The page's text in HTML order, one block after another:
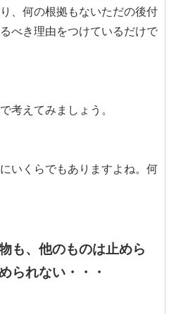
、何の根拠もないただの後付
べき理由をつけているだけで
考えてみましょう。
いくらでもありますよね。何
も、他のものは止めら
られない・・・